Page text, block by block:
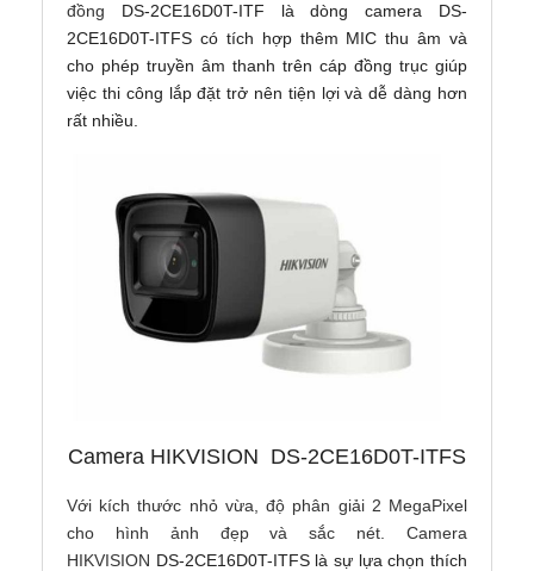
đồng DS-2CE16D0T-ITF là dòng camera DS-
2CE16D0T-ITFS có tích hợp thêm MIC thu âm và
cho phép truyền âm thanh trên cáp đồng trục giúp
việc thi công lắp đặt trở nên tiện lợi và dễ dàng hơn
rất nhiều.
Camera HIKVISION DS-2CE16D0T-ITFS
Với kích thước nhỏ vừa, độ phân giải 2 MegaPixel
cho hình ảnh đẹp và sắc nét. Camera
HIKVISION DS-2CE16D0T-ITFS là sự lựa chọn thích